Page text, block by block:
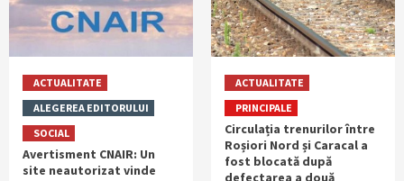
ACTUALITATE
ALEGEREA EDITORULUI
SOCIAL
Avertisment CNAIR: Un
site neautorizat vinde
ACTUALITATE
PRINCIPALE
Circulația trenurilor între
Roșiori Nord și Caracal a
fost blocată după
defectarea a două